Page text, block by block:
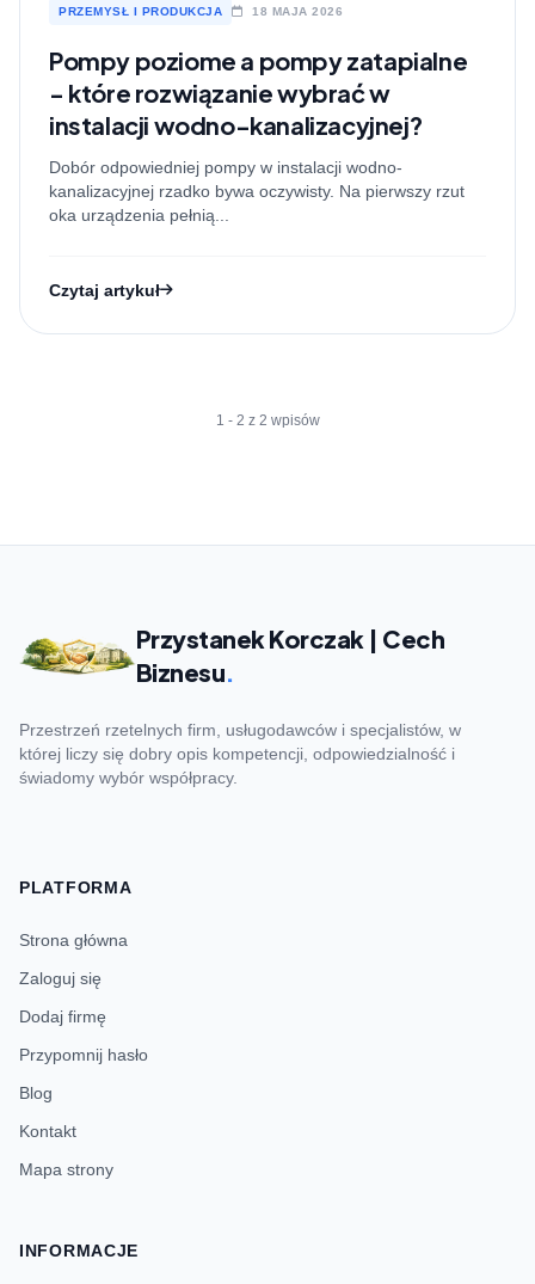
PRZEMYSŁ I PRODUKCJA 18 MAJA 2026
Pompy poziome a pompy zatapialne
- które rozwiązanie wybrać w
instalacji wodno-kanalizacyjnej?
Dobór odpowiedniej pompy w instalacji wodno-
kanalizacyjnej rzadko bywa oczywisty. Na pierwszy rzut
oka urządzenia pełnią...
Czytaj artykuł
1 - 2 z 2 wpisów
Przystanek Korczak | Cech
Biznesu.
Przestrzeń rzetelnych firm, usługodawców i specjalistów, w
której liczy się dobry opis kompetencji, odpowiedzialność i
świadomy wybór współpracy.
PLATFORMA
Strona główna
Zaloguj się
Dodaj firmę
Przypomnij hasło
Blog
Kontakt
Mapa strony
INFORMACJE